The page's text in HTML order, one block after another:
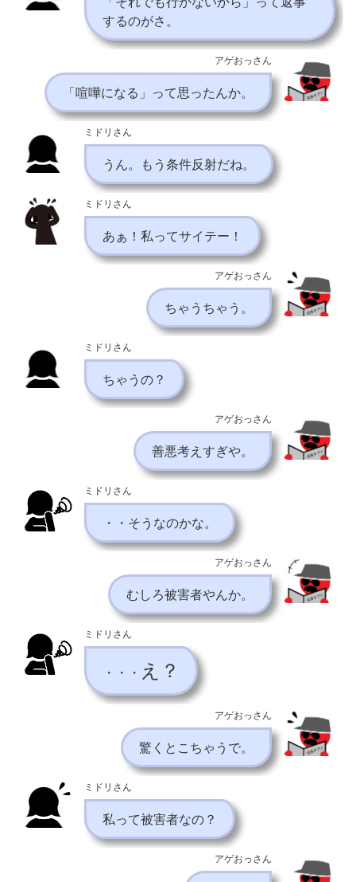
するのがさ。
アゲおっさん
「喧嘩になる」って思ったんか。
ミドリさん
うん。もう条件反射だね。
ミドリさん
あぁ！私ってサイテー！
アゲおっさん
ちゃうちゃう。
ミドリさん
ちゃうの？
アゲおっさん
善悪考えすぎや。
ミドリさん
・・そうなのかな。
アゲおっさん
むしろ被害者やんか。
ミドリさん
・・・ え？
アゲおっさん
驚くとこちゃうで。
ミドリさん
私って被害者なの？
アゲおっさん